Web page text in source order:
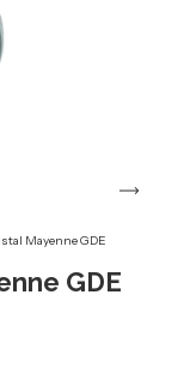
Mayenne GDE
GDE